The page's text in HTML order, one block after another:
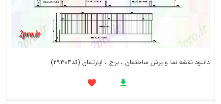
دانلود نقشه نما و برش ساختمان ، برج ، اپارتمان (کد29304)